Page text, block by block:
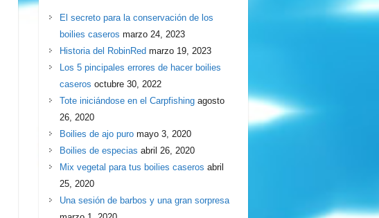
El secreto para la conservación de los
boilies caseros marzo 24, 2023
Historia del RobinRed marzo 19, 2023
Los 5 pincipales errores de hacer boilies
caseros octubre 30, 2022
Tote iniciándose en el Carpfishing agosto
26, 2020
Boilies de ajo puro mayo 3, 2020
Boilies de especias abril 26, 2020
Mix vegetal para tus boilies caseros abril
25, 2020
Una sesión de barbos y una gran sorpresa